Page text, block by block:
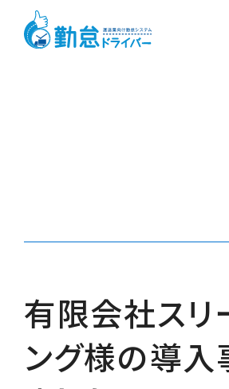
有限会社スリ
ング様の導